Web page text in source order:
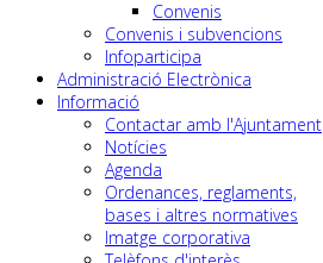
Convenis
Convenis i subvencions
Infoparticipa
Administració Electrònica
Informació
Contactar amb l'Ajuntament
Notícies
Agenda
Ordenances, reglaments,
bases i altres normatives
Imatge corporativa